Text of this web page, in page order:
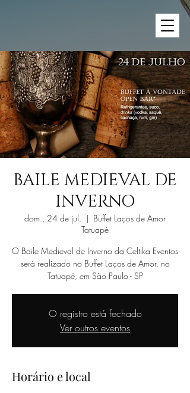
BAILE MEDIEVAL DE
INVERNO
dom., 24 de jul.
  |
Buffet Laços de Amor
Tatuapé
O Baile Medieval de Inverno da Celtika Eventos
será realizado no Buffet Laços de Amor, no
Tatuapé, em São Paulo - SP
O registro está fechado
Ver outros eventos
Horário e local